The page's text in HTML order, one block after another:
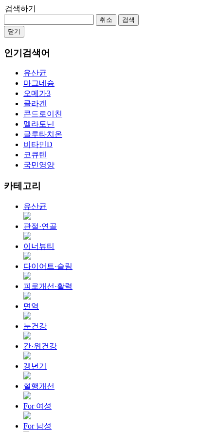
검색하기
취소
검색
닫기
인기검색어
유산균
마그네슘
오메가3
콜라겐
콘드로이친
멜라토닌
글루타치온
비타민D
코큐텐
국민영양
카테고리
유산균
관절·연골
이너뷰티
다이어트·슬림
피로개선·활력
면역
눈건강
간·위건강
갱년기
혈행개선
For 여성
For 남성